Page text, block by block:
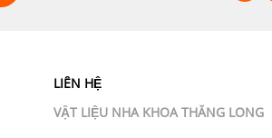
LIÊN HỆ
VẬT LIỆU NHA KHOA THĂNG LONG